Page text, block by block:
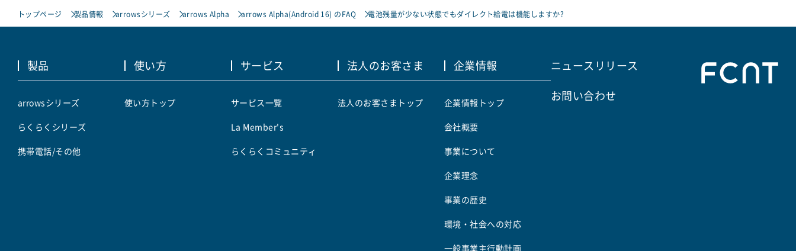
トップページ 製品情報 arrowsシリーズ arrows Alpha arrows Alpha(Android 16) のFAQ 電池残量が少ない状態でもダイレクト給電は機能しますか?
製品
arrowsシリーズ
らくらくシリーズ
携帯電話/その他
使い方
使い方トップ
サービス
サービス一覧
La Member's
らくらくコミュニティ
法人のお客さま
法人のお客さまトップ
企業情報
企業情報トップ
会社概要
事業について
企業理念
事業の歴史
環境・社会への対応
一般事業主行動計画
ニュースリリース
お問い合わせ